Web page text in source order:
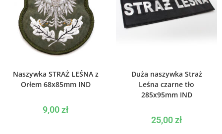
Naszywka STRAŻ LEŚNA z
Orłem 68x85mm IND
9,00zł
Duża naszywka Straż
Leśna czarne tło
285x95mm IND
25,00zł